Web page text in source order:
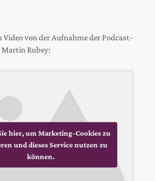
Video von der Aufnahme der Podcast-
Martin Rubey:
hier, um Marketing-Cookies zu
und dieses Service nutzen zu
können.